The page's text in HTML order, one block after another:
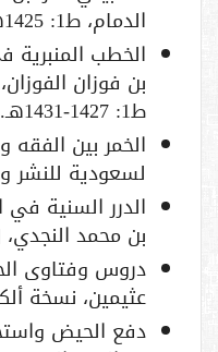
الدمام، ط1: 1425هـ/ 2005م.
الخطب المنبرية
بن فوزان
ط1: 1427-1431هـ.
الخمر بين الفقه
لسعودية للنشر
الدرر السنية في
بن محمد النجدي، [د.ن]، ط5:
دروس وفتاوى
عثيمين، نسخة
دفع الحيض